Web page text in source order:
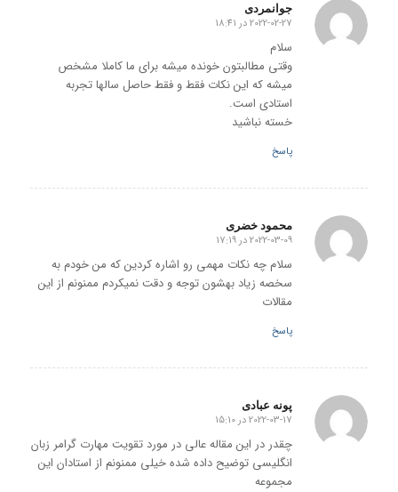
جوانمردی
گفته:
2022-02-27 در 18:41
سلام
وقتی مطالبتون خونده میشه برای ما کاملا مشخص
میشه که این نکات فقط و فقط حاصل سالها تجربه
استادی است.
خسته نباشید
پاسخ
محمود خضری
گفته:
2022-03-09 در 17:19
سلام چه نکات مهمی رو اشاره کردین که من خودم به
سخصه زیاد بهشون توجه و دقت نمیکردم ممنونم از این
مقالات
پاسخ
پونه عبادی
گفته:
2022-03-17 در 15:10
چقدر در این مقاله عالی در مورد تقویت مهارت گرامر زبان
انگلیسی توضیح داده شده خیلی ممنونم از استادان این
مجموعه